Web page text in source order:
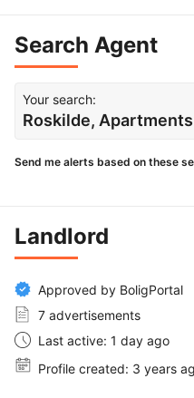
Search Agent
Your search:
Roskilde, Apartments
Send me alerts based on these
Landlord
Approved by BoligPortal
7 advertisements
Last active: 1 day ago
Profile created: 3 years